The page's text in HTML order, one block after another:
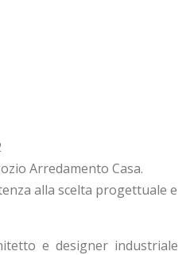
Arredamento Casa.
alla scelta progettuale e
e designer industriale